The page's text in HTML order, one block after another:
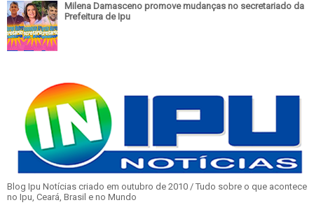
Milena Damasceno promove mudanças no secretariado da
Prefeitura de Ipu
Blog Ipu Notícias criado em outubro de 2010 / Tudo sobre o que acontece
no Ipu, Ceará, Brasil e no Mundo